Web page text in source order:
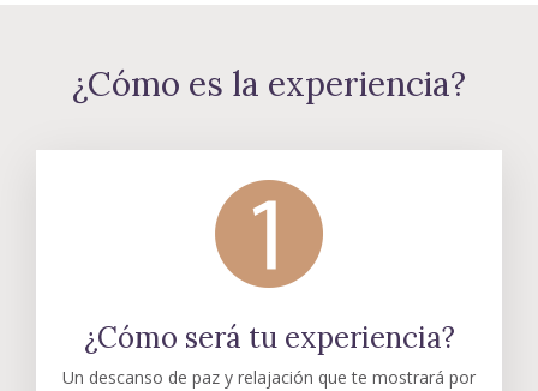
¿Cómo es la experiencia?
¿Cómo será tu experiencia?
Un descanso de paz y relajación que te mostrará por